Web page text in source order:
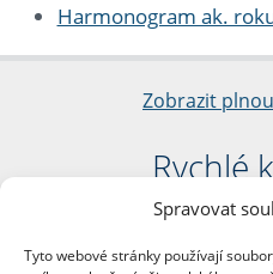
Spravovat
Tyto webové stránky používají
Harmonogram ak.
Zobrazit
Rychlé
nám. Jana